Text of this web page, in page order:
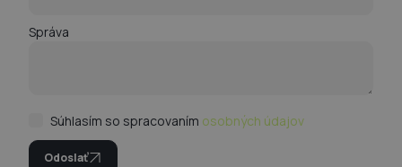
Správa
Súhlasím so spracovaním osobných údajov
Odoslať